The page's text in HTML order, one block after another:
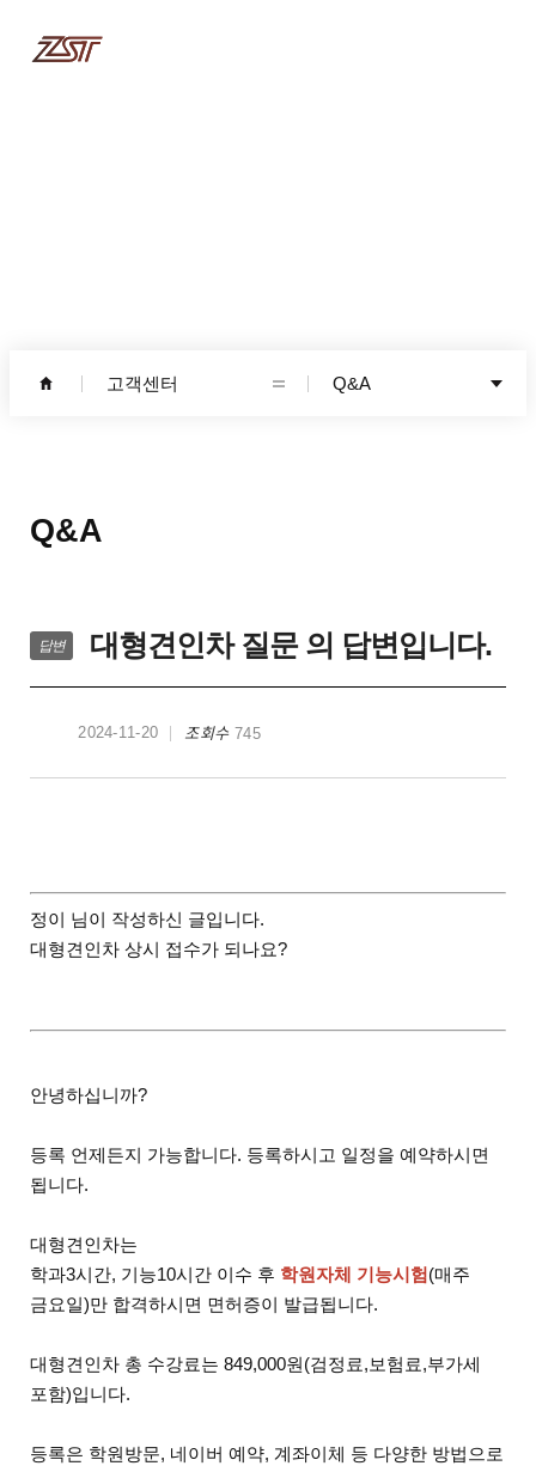
고객센터 Q&A
Q&A
답변 대형견인차 질문 의 답변입니다.
2024-11-20 조회수 745
정이 님이 작성하신 글입니다.
대형견인차 상시 접수가 되나요?
안녕하십니까?
등록 언제든지 가능합니다. 등록하시고 일정을 예약하시면
됩니다.
대형견인차는
학과3시간, 기능10시간 이수 후 학원자체 기능시험(매주
금요일)만 합격하시면 면허증이 발급됩니다.
대형견인차 총 수강료는 849,000원(검정료,보험료,부가세
포함)입니다.
등록은 학원방문, 네이버 예약, 계좌이체 등 다양한 방법으로